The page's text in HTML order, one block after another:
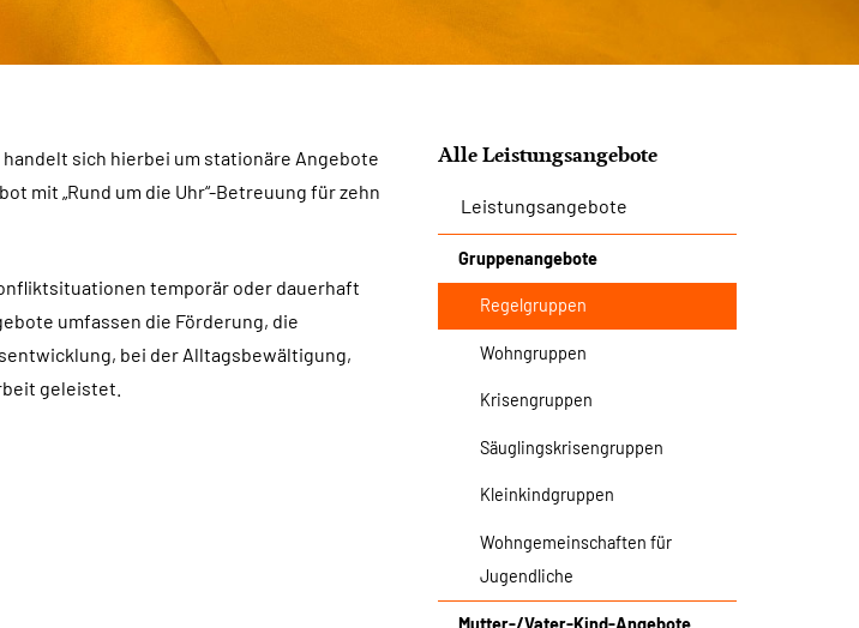
sich hierbei um stationäre Angebote
mit „Rund um die Uhr“-Betreuung für zehn
temporär oder dauerhaft
umfassen die Förderung, die
bei der Alltagsbewältigung,
geleistet.
Alle Leistungsangebote
Leistungsangebote
Gruppenangebote
Regelgruppen
Wohngruppen
Krisengruppen
Säuglingskrisengruppen
Kleinkindgruppen
Wohngemeinschaften für
Jugendliche